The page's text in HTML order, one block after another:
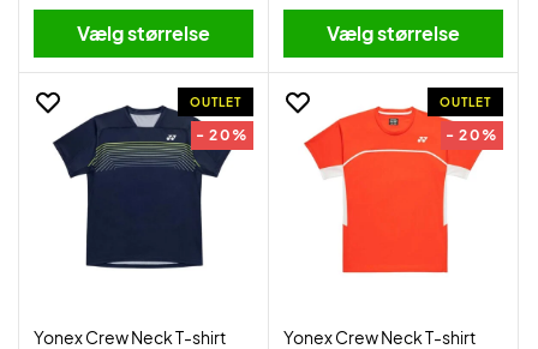
Vælg størrelse Vælg størrelse
OUTLET
- 20%
Yonex Crew Neck T-shirt
OUTLET
- 20%
Yonex Crew Neck T-shirt